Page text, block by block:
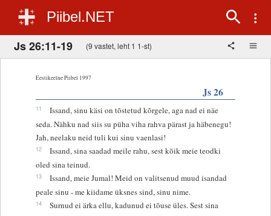
Piibel.NET
Js 26:11-19 (9 vastet, leht 1 1-st)
Eestikeelne Piibel 1997
Js 26
11
Issand, sinu käsi on tõstetud kõrgele, aga nad ei näe
seda. Nähku nad siis su püha viha rahva pärast ja häbenegu!
Jah, neelaku neid tuli kui sinu vaenlasi!
12
Issand, sina saadad meile rahu, sest kõik meie teodki
oled sina teinud.
13
Issand, meie Jumal! Meid on valitsenud muud isandad
peale sinu - me kiidame üksnes sind, sinu nime.
14
Surnud ei ärka ellu, kadunud ei tõuse üles. Sest sina